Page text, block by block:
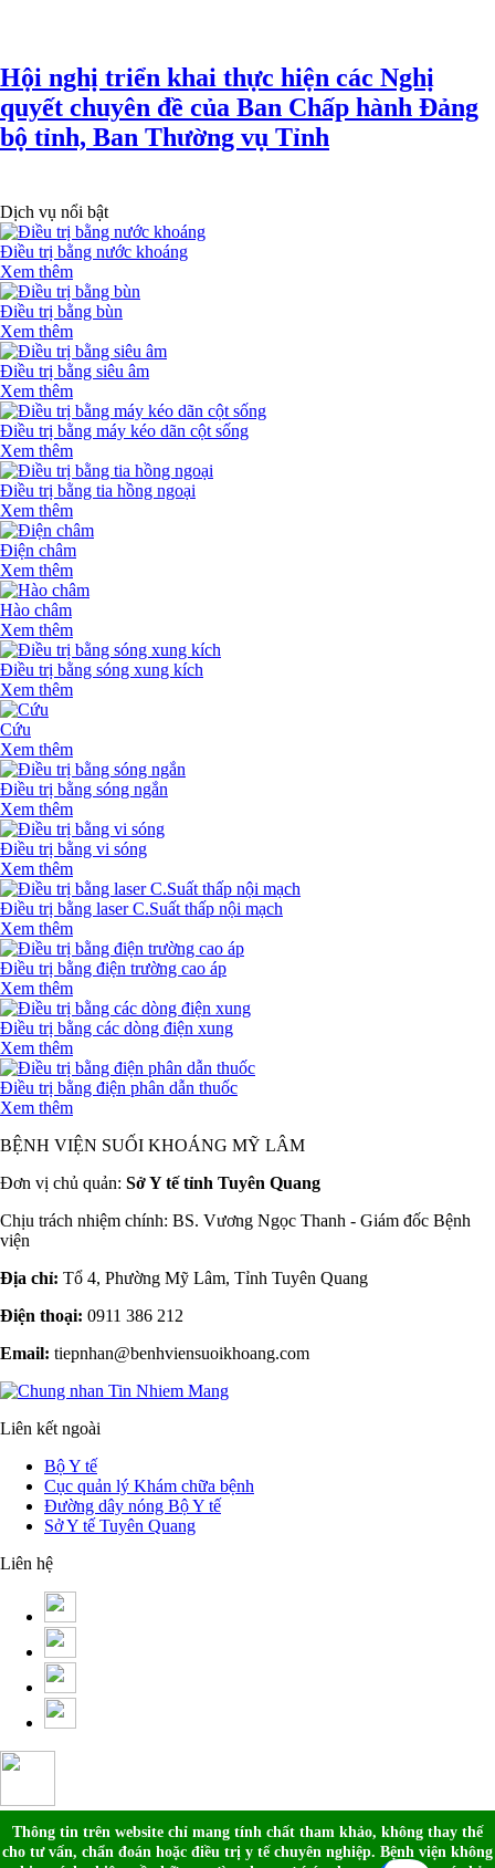
Hội nghị triển khai thực hiện các Nghị
quyết chuyên đề của Ban Chấp hành Đảng
bộ tỉnh, Ban Thường vụ Tỉnh
Dịch vụ nổi bật
Điều trị bằng nước khoáng
Xem thêm
Điều trị bằng bùn
Xem thêm
Điều trị bằng siêu âm
Xem thêm
Điều trị bằng máy kéo dãn cột sống
Xem thêm
Điều trị bằng tia hồng ngoại
Xem thêm
Điện châm
Xem thêm
Hào châm
Xem thêm
Điều trị bằng sóng xung kích
Xem thêm
Cứu
Xem thêm
Điều trị bằng sóng ngắn
Xem thêm
Điều trị bằng vi sóng
Xem thêm
Điều trị bằng laser C.Suất thấp nội mạch
Xem thêm
Điều trị bằng điện trường cao áp
Xem thêm
Điều trị bằng các dòng điện xung
Xem thêm
Điều trị bằng điện phân dẫn thuốc
Xem thêm
BỆNH VIỆN SUỐI KHOÁNG MỸ LÂM
Đơn vị chủ quản: Sở Y tế tỉnh Tuyên Quang
Chịu trách nhiệm chính: BS. Vương Ngọc Thanh - Giám đốc Bệnh
viện
Địa chỉ: Tổ 4, Phường Mỹ Lâm, Tỉnh Tuyên Quang
Điện thoại: 0911 386 212
Email: tiepnhan@benhviensuoikhoang.com
Liên kết ngoài
Bộ Y tế
Cục quản lý Khám chữa bệnh
Đường dây nóng Bộ Y tế
Sở Y tế Tuyên Quang
Liên hệ
Thông tin trên website chỉ mang tính chất tham khảo, không thay thế
cho tư vấn, chẩn đoán hoặc điều trị y tế chuyên nghiệp. Bệnh viện không